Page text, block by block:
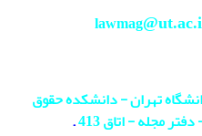
تهران - دانشکده حقوق
.